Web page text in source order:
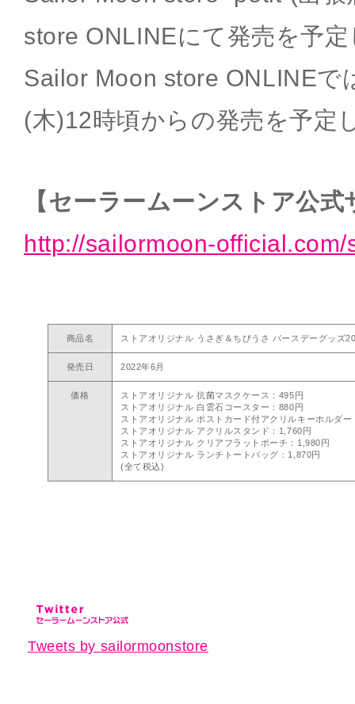
store ONLINEにて発売を予
Sailor Moon store ONLINEで
(木)12時頃からの発売を予定
【セーラームーンストア公式
http://sailormoon-official.com/
商品名 ストアオリジナル うさぎ＆ちびうさ バースデーグッズ
発売日 2022年6月
価格
ストアオリジナル 抗菌マスクケース：495円
ストアオリジナル 白雲石コースター：880円
ストアオリジナル ポストカード付アクリルキーホルダー
ストアオリジナル アクリルスタンド：1,760円
ストアオリジナル クリアフラットポーチ：1,980円
ストアオリジナル ランチトートバッグ：1,870円
(全て税込)
Tweets by sailormoonstore